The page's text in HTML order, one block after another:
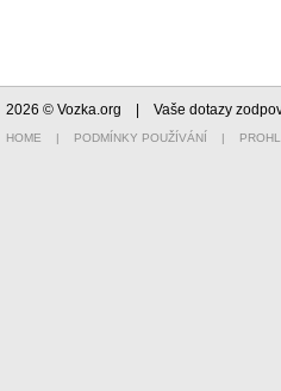
2026 © Vozka.org | Vaše dotazy
HOME | PODMÍNKY POUŽÍVÁNÍ |